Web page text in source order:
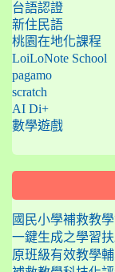
台語認證
新住民語
桃園在地化課程
LoiLoNote School
pagamo
scratch
AI Di+
數學遊戲
國民小學補救教
一鍵生成之學習
原班級有效教學